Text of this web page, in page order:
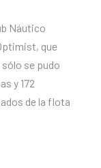
Náutico
que
se pudo
y 172
de la flota